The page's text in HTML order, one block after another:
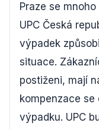
Praze se
UPC Česká
výpadek
situace.
postiženi, mají
kompenzace
výpadku. UPC